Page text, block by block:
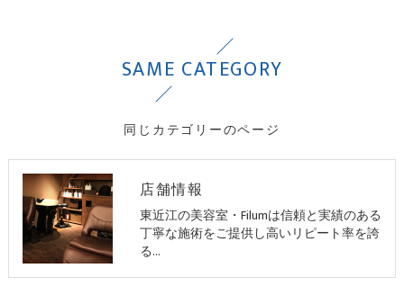
同じカテゴリーのページ
SAME CATEGORY
店舗情報
東近江の美容室・Filumは信頼と実績のある
丁寧な施術をご提供し高いリピート率を誇
る…